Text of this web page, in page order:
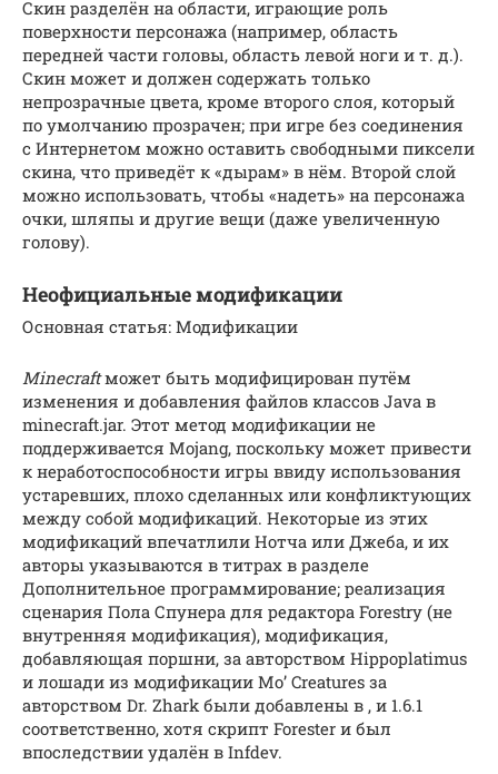
Скин разделён на области, играющие роль
поверхности персонажа (например, область
передней части головы, область левой ноги и т. д.).
Скин может и должен содержать только
непрозрачные цвета, кроме второго слоя, который
по умолчанию прозрачен; при игре без соединения
с Интернетом можно оставить свободными пиксели
скина, что приведёт к «дырам» в нём. Второй слой
можно использовать, чтобы «надеть» на персонажа
очки, шляпы и другие вещи (даже увеличенную
голову).
Неофициальные модификации
Основная статья: Модификации
Minecraftможет быть модифицирован путём
изменения и добавления файлов классов Java в
minecraft.jar. Этот метод модификации не
поддерживается Mojang, поскольку может привести
к неработоспособности игры ввиду использования
устаревших, плохо сделанных или конфликтующих
между собой модификаций. Некоторые из этих
модификаций впечатлили Нотча или Джеба, и их
авторы указываются в титрах в разделе
Дополнительное программирование; реализация
сценария Пола Спунера для редактора Forestry (не
внутренняя модификация), модификация,
добавляющая поршни, за авторством Hippoplatimus
и лошади из модификации Mo’ Creatures за
авторством Dr. Zhark были добавлены в , и 1.6.1
соответственно, хотя скрипт Forester и был
впоследствии удалён в Infdev.